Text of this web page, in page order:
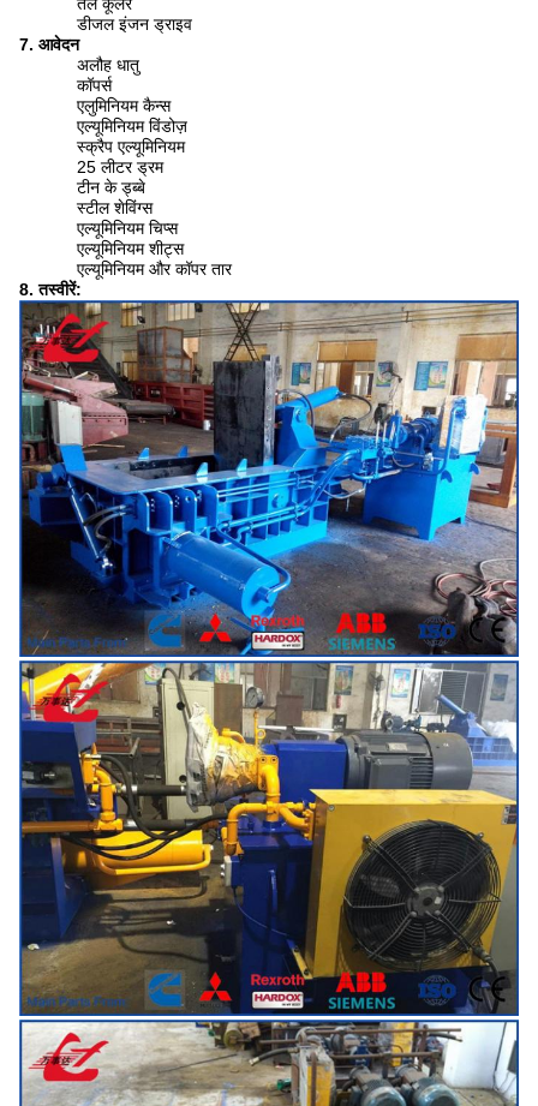
डीजल इंजन ड्राइव
7. आवेदन
अलौह धातु
कॉपर्स
एलुमिनियम कैन्स
एल्यूमिनियम विंडोज़
स्क्रैप एल्यूमिनियम
25 लीटर ड्रम
टीन के ड्ब्बे
स्टील शेविंग्स
एल्यूमिनियम चिप्स
एल्यूमिनियम शीट्स
एल्यूमिनियम और कॉपर तार
8. तस्वीरें: